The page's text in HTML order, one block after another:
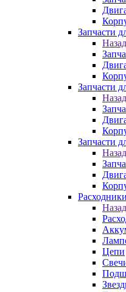
Запчасти
Назад
Запчасти
Назад
Запчасти
Назад
Расходники
Назад
Цепи